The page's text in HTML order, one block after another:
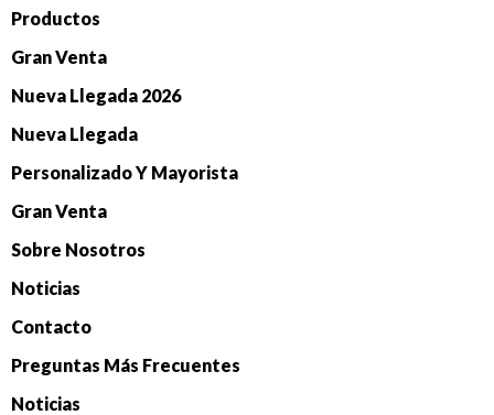
Productos
Gran Venta
Nueva Llegada 2026
Nueva Llegada
Personalizado Y Mayorista
Gran Venta
Sobre Nosotros
Noticias
Contacto
Preguntas Más Frecuentes
Noticias